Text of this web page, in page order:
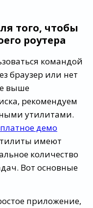
того, чтобы
роутера
командой
браузер или нет
выше
рекомендуем
утилитами.
демо
имеют
количество
Вот основные
приложение,